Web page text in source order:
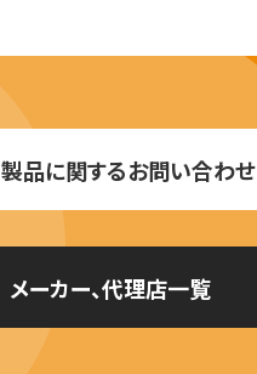
製品に関するお問い合わせ
メーカー、代理店一覧